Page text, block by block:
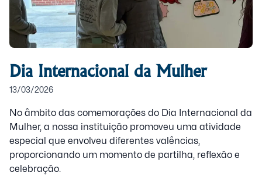
Dia Internacional da Mulher
13/03/2026
No âmbito das comemorações do Dia Internacional da
Mulher, a nossa instituição promoveu uma atividade
especial que envolveu diferentes valências,
proporcionando um momento de partilha, reflexão e
celebração.